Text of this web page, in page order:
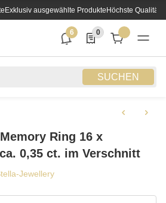
Exklusiv ausgewählte ProdukteHöchste Qualität
SUCHEN
6
6 neue Notifizierungen
0
0 Produkte in der
Ring 16 x
0,35 ct. im Verschnitt